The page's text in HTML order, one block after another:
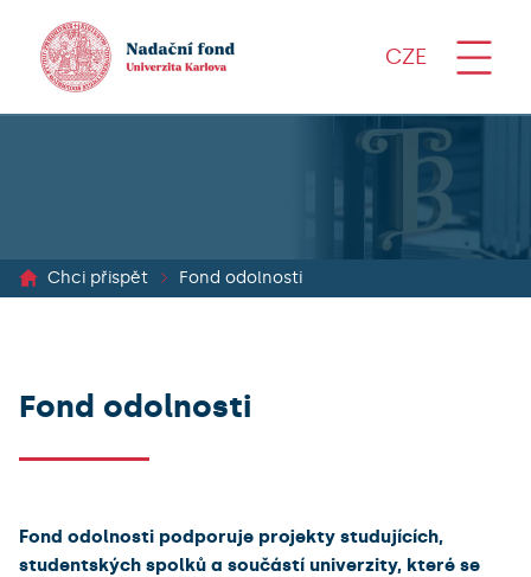
CZE
Chci přispět Fond odolnosti
Fond odolnosti
Fond odolnosti podporuje projekty studujících,
studentských spolků a součástí univerzity, které se